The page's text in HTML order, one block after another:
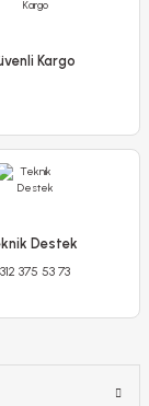
Kargo
Destek
375 53 73